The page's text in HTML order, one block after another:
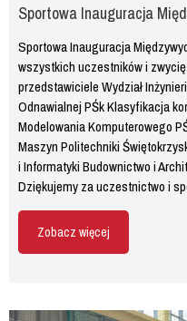
Sportowa Inauguracja
Sportowa Inauguracja
wszystkich uczestników i
przedstawiciele Wydział
Odnawialnej PŚk Klasyfikacja
Modelowania Komputerowego
Maszyn Politechniki
i Informatyki Budownictwo i
Dziękujemy za uczestnictwo i
Zobacz więcej